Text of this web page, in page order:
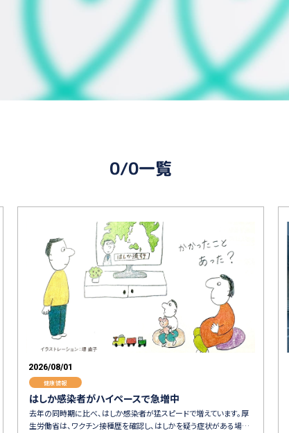
0/0一覧
2026/08/01
健康情報
はしか感染者がハイペースで急増中
去年の同時期に比べ、はしか感染者が猛スピードで増えています。厚
生労働省は、ワクチン接種歴を確認し、はしかを疑う症状がある場…